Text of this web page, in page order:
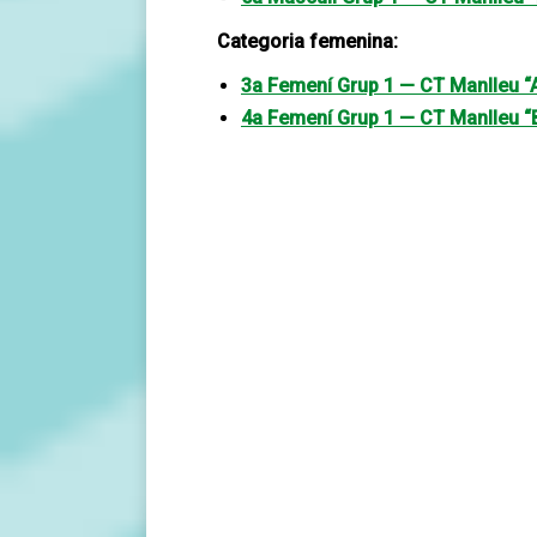
Categoria femenina:
3a Femení Grup 1 — CT Manlleu
4a Femení Grup 1 — CT Manlleu